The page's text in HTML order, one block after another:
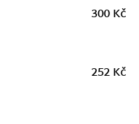
300 Kč
252 Kč